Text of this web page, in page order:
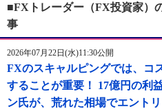
■FXトレーダー（FX投資家）
事
2026年07月22日(水)11:30公開
FXのスキャルピングでは、コ
することが重要！ 17億円の利
ン氏が、荒れた相場でエント